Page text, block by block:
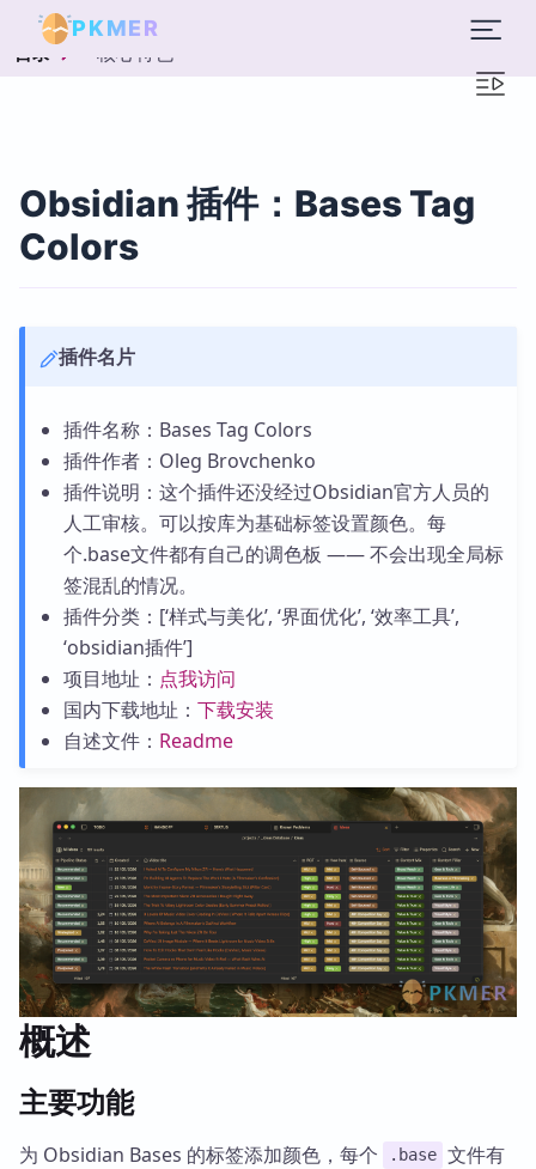
PKMER
目录 核心特色
Obsidian 插件：Bases Tag
Colors
插件名片
插件名称：Bases Tag Colors
插件作者：Oleg Brovchenko
插件说明：这个插件还没经过Obsidian官方人员的
人工审核。可以按库为基础标签设置颜色。每
个.base文件都有自己的调色板 —— 不会出现全局标
签混乱的情况。
插件分类：[‘样式与美化’, ‘界面优化’, ‘效率工具’,
‘obsidian插件’]
项目地址： 点我访问
国内下载地址： 下载安装
自述文件： Readme
概述
主要功能
为 Obsidian Bases 的标签添加颜色，每个 .base 文件有